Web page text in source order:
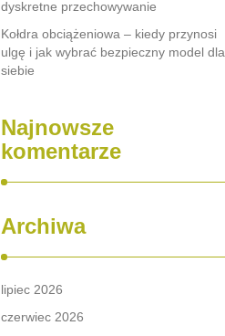
dyskretne przechowywanie
Kołdra obciążeniowa – kiedy przynosi
ulgę i jak wybrać bezpieczny model dla
siebie
Najnowsze
komentarze
Archiwa
lipiec 2026
czerwiec 2026